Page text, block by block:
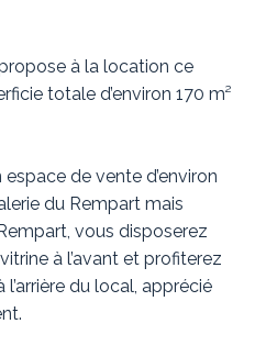
à la location ce
totale d’environ 170 m²
de vente d’environ
du Rempart mais
vous disposerez
à l’avant et profiterez
l’arrière du local, apprécié